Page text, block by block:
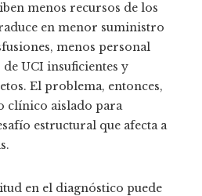
menos recursos de los
en menor suministro
menos personal
de UCI insuficientes y
El problema, entonces,
clínico aislado para
estructural que afecta a
en el diagnóstico puede